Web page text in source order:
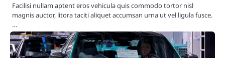
Facilisi nullam aptent eros vehicula quis commodo tortor nisl
magnis auctor, litora taciti aliquet accumsan urna ut vel ligula fusce.
…